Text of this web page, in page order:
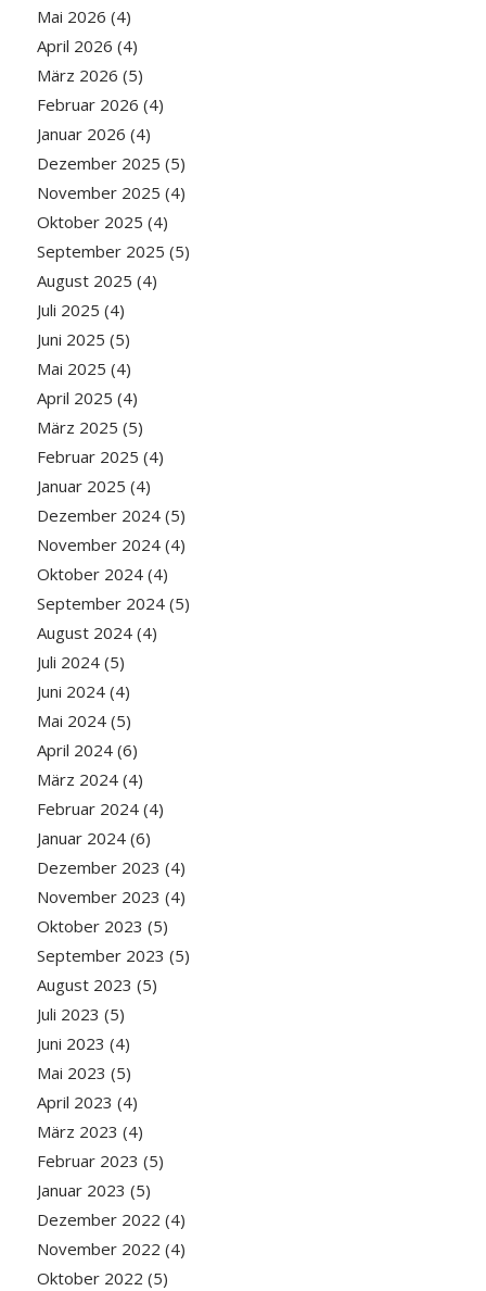
Mai 2026 (4)
April 2026 (4)
März 2026 (5)
Februar 2026 (4)
Januar 2026 (4)
Dezember 2025 (5)
November 2025 (4)
Oktober 2025 (4)
September 2025 (5)
August 2025 (4)
Juli 2025 (4)
Juni 2025 (5)
Mai 2025 (4)
April 2025 (4)
März 2025 (5)
Februar 2025 (4)
Januar 2025 (4)
Dezember 2024(5)
November 2024(4)
Oktober 2024(4)
September 2024(5)
August 2024(4)
Juli 2024(5)
Juni 2024(4)
Mai 2024(5)
April 2024(6)
März 2024(4)
Februar 2024(4)
Januar 2024(6)
Dezember 2023 (4)
November 2023 (4)
Oktober 2023 (5)
September 2023 (5)
August 2023 (5)
Juli 2023 (5)
Juni 2023 (4)
Mai 2023 (5)
April 2023 (4)
März 2023 (4)
Februar 2023 (5)
Januar 2023 (5)
Dezember 2022 (4)
November 2022 (4)
Oktober 2022 (5)